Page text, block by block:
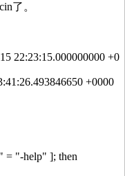
了。
22:23:15.000000000 +0
+0000
= "-help" ]; then